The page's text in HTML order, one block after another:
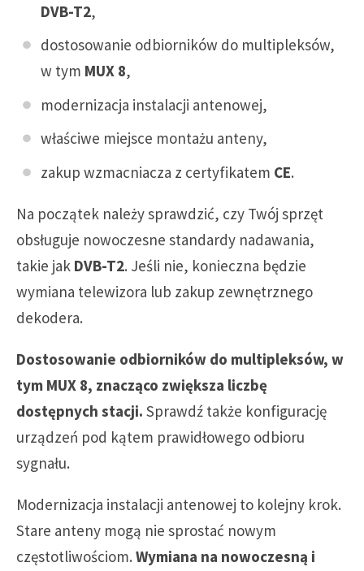
DVB-T2,
dostosowanie odbiorników do multipleksów,
w tym MUX 8,
modernizacja instalacji antenowej,
właściwe miejsce montażu anteny,
zakup wzmacniacza z certyfikatem CE.
Na początek należy sprawdzić, czy Twój sprzęt
obsługuje nowoczesne standardy nadawania,
takie jak DVB-T2. Jeśli nie, konieczna będzie
wymiana telewizora lub zakup zewnętrznego
dekodera.
Dostosowanie odbiorników do multipleksów, w
tym MUX 8, znacząco zwiększa liczbę
dostępnych stacji. Sprawdź także konfigurację
urządzeń pod kątem prawidłowego odbioru
sygnału.
Modernizacja instalacji antenowej to kolejny krok.
Stare anteny mogą nie sprostać nowym
częstotliwościom. Wymiana na nowoczesną i